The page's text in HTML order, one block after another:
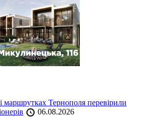
маршрутках Тернополя перевірили
06.08.2026